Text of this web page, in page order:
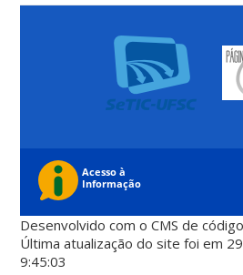
Desenvolvido com o CMS de
Última atualização do site foi em
9:45:03